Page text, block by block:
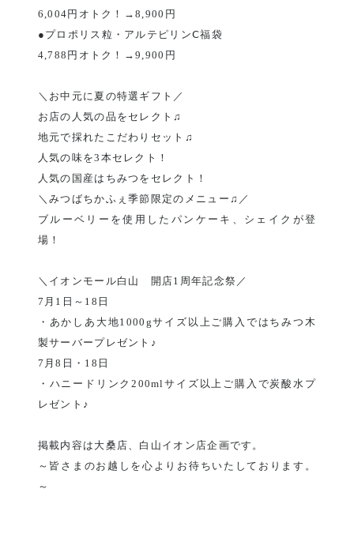
6,004円オトク！→8,900円
●プロポリス粒・アルテピリンⅭ福袋
4,788円オトク！→9,900円
＼お中元に夏の特選ギフト／
お店の人気の品をセレクト♫
地元で採れたこだわりセット♫
人気の味を3本セレクト！
人気の国産はちみつをセレクト！
＼みつばちかふぇ季節限定のメニュー♫／
ブルーベリーを使用したパンケーキ、シェイクが登
場！
＼イオンモール白山 開店1周年記念祭／
7月1日～18日
・あかしあ大地1000gサイズ以上ご購入ではちみつ木
製サーバープレゼント♪
7月8日・18日
・ハニードリンク200mlサイズ以上ご購入で炭酸水プ
レゼント♪
掲載内容は大桑店、白山イオン店企画です。
～皆さまのお越しを心よりお待ちいたしております。
～